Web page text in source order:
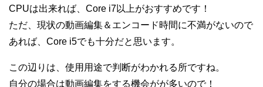
CPUは出来れば、Core i7以上がおすすめです！
ただ、現状の動画編集＆エンコード時間に不満がないので
あれば、Core i5でも十分だと思います。
この辺りは、使用用途で判断がわかれる所ですね。
自分の場合は動画編集をする機会がが多いので！